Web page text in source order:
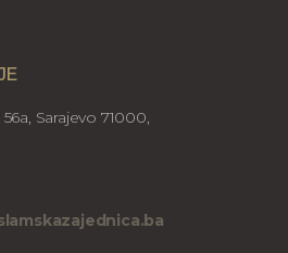
Sarajevo 71000,